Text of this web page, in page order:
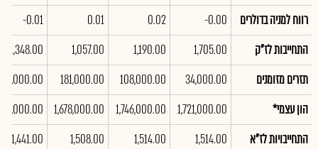
רווח למניה בדולרים
-0.00
0.02
0.01
-0.01
התחייבות לז"ק
1,705.00
1,190.00
1,057.00
1,348.00
תזרים מזומנים
34,000.00
108,000.00
181,000.00
הון עצמי*
1,721,000.00
1,746,000.00
1,678,000.00
התחייבויות לז"א
1,514.00
1,514.00
1,508.00
1,441.00